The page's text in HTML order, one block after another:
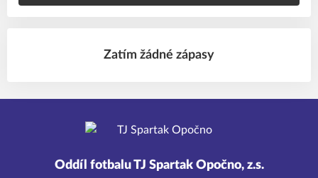
Zatím žádné zápasy
Oddíl fotbalu TJ Spartak Opočno, z.s.